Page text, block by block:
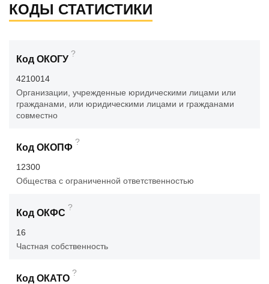
КОДЫ СТАТИСТИКИ
Код ОКОГУ
?
4210014
Организации, учрежденные юридическими лицами или
гражданами, или юридическими лицами и гражданами
совместно
Код ОКОПФ
?
12300
Общества с ограниченной ответственностью
Код ОКФС
?
16
Частная собственность
Код ОКАТО
?